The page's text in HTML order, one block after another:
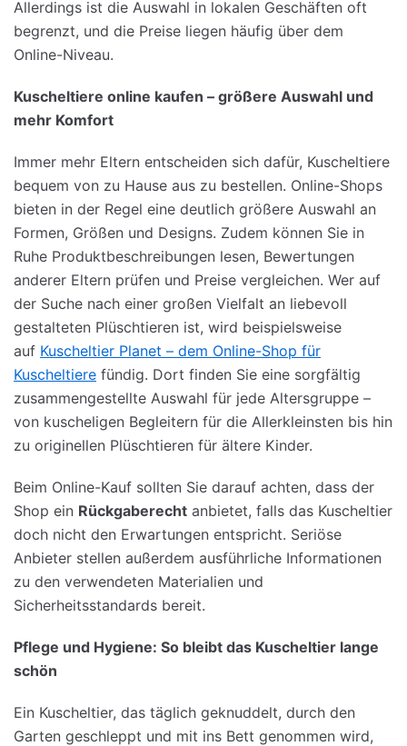
Allerdings ist die Auswahl in lokalen Geschäften oft
begrenzt, und die Preise liegen häufig über dem
Online-Niveau.
Kuscheltiere online kaufen – größere Auswahl und
mehr Komfort
Immer mehr Eltern entscheiden sich dafür, Kuscheltiere
bequem von zu Hause aus zu bestellen. Online-Shops
bieten in der Regel eine deutlich größere Auswahl an
Formen, Größen und Designs. Zudem können Sie in
Ruhe Produktbeschreibungen lesen, Bewertungen
anderer Eltern prüfen und Preise vergleichen. Wer auf
der Suche nach einer großen Vielfalt an liebevoll
gestalteten Plüschtieren ist, wird beispielsweise
auf Kuscheltier Planet – dem Online-Shop für
Kuscheltiere fündig. Dort finden Sie eine sorgfältig
zusammengestellte Auswahl für jede Altersgruppe –
von kuscheligen Begleitern für die Allerkleinsten bis hin
zu originellen Plüschtieren für ältere Kinder.
Beim Online-Kauf sollten Sie darauf achten, dass der
Shop ein Rückgaberecht anbietet, falls das Kuscheltier
doch nicht den Erwartungen entspricht. Seriöse
Anbieter stellen außerdem ausführliche Informationen
zu den verwendeten Materialien und
Sicherheitsstandards bereit.
Pflege und Hygiene: So bleibt das Kuscheltier lange
schön
Ein Kuscheltier, das täglich geknuddelt, durch den
Garten geschleppt und mit ins Bett genommen wird,